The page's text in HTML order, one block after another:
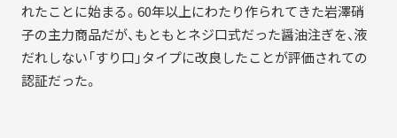
れたことに始まる。60年以上にわたり作られてきた岩澤硝
子の主力商品だが、もともとネジ口式だった醤油注ぎを、液
だれしない「すり口」タイプに改良したことが評価されての
認証だった。